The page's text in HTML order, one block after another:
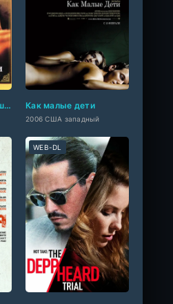
Все настоящие девушки Как малые дети
2006 США западный
WEB-DL